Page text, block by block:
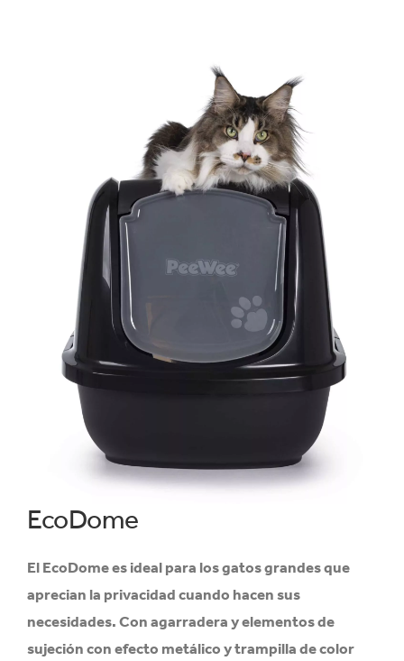
EcoDome
El EcoDome es ideal para los gatos grandes que
aprecian la privacidad cuando hacen sus
necesidades. Con agarradera y elementos de
sujeción con efecto metálico y trampilla de color